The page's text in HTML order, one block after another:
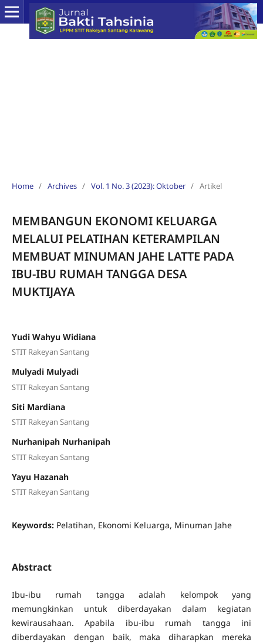
Home / Archives / Vol. 1 No. 3 (2023): Oktober / Artikel
MEMBANGUN EKONOMI KELUARGA
MELALUI PELATIHAN KETERAMPILAN
MEMBUAT MINUMAN JAHE LATTE PADA
IBU-IBU RUMAH TANGGA DESA
MUKTIJAYA
Yudi Wahyu Widiana
STIT Rakeyan Santang
Mulyadi Mulyadi
STIT Rakeyan Santang
Siti Mardiana
STIT Rakeyan Santang
Nurhanipah Nurhanipah
STIT Rakeyan Santang
Yayu Hazanah
STIT Rakeyan Santang
Keywords: Pelatihan, Ekonomi Keluarga, Minuman Jahe
Abstract
Ibu-ibu rumah tangga adalah kelompok yang
memungkinkan untuk diberdayakan dalam kegiatan
kewirausahaan. Apabila ibu-ibu rumah tangga ini
diberdayakan dengan baik, maka diharapkan mereka